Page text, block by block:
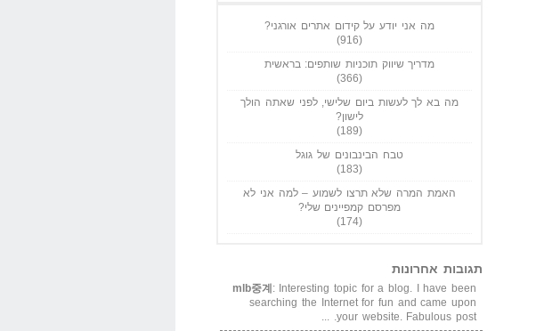
מה אני יודע על קידום אתרים אורגני?
(916)
מדריך שיווק תוכניות שותפים: בראשית
(366)
מה בא לך לעשות ביום שלישי, לפני שאתה הולך
לישון?
(189)
טבח הבינבונים של גוגל
(183)
האמת המרה שלא תרצו לשמוע – למה אני לא
מפרסם קמפיינים שלי?
(174)
תגובות אחרונות
mlb중계 : Interesting topic for a blog. I have been
searching the Internet for fun and came upon
your website. Fabulous post. ...